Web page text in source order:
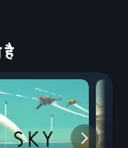
है